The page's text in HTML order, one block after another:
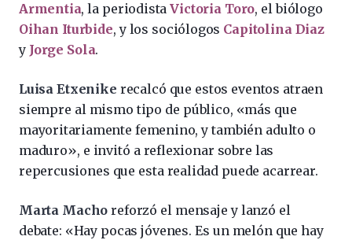
Armentia, la periodistaVictoria Toro, el biólogo
Oihan Iturbide, y los sociólogos Capitolina Diaz
y Jorge Sola.
Luisa Etxenike recalcó que estos eventos atraen
siempre al mismo tipo de público, «más que
mayoritariamente femenino, y también adulto o
maduro», e invitó a reflexionar sobre las
repercusiones que esta realidad puede acarrear.
Marta Macho reforzó el mensaje y lanzó el
debate: «Hay pocas jóvenes. Es un melón que hay